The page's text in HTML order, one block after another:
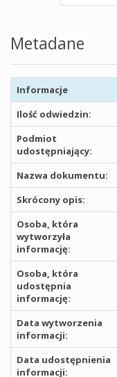
Metadane
Informacje
Ilość odwiedzin:
Podmiot
udostępniający:
Nazwa dokumentu:
Skrócony opis:
Osoba, która
wytworzyła
informację:
Osoba, która
udostępnia
informację:
Data wytworzenia
informacji:
Data udostępnienia
informacji: